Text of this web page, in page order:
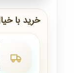
خرید با